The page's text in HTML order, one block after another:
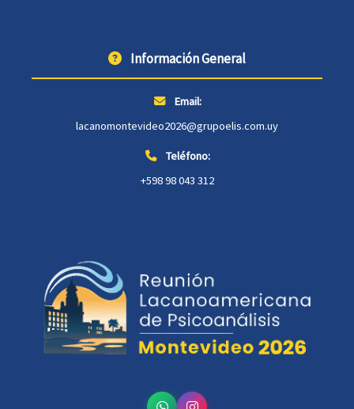
Información General
Email:
lacanomontevideo2026@grupoelis.com.uy
Teléfono:
+598 98 043 312